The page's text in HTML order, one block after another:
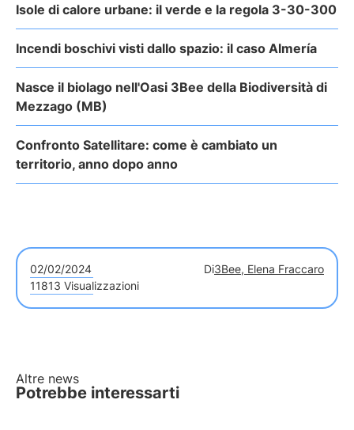
Isole di calore urbane: il verde e la regola 3-30-300
Incendi boschivi visti dallo spazio: il caso Almería
Nasce il biolago nell'Oasi 3Bee della Biodiversità di
Mezzago (MB)
Confronto Satellitare: come è cambiato un
territorio, anno dopo anno
02/02/2024 Di3Bee, Elena Fraccaro
11813 Visualizzazioni
Altre news
Potrebbe interessarti